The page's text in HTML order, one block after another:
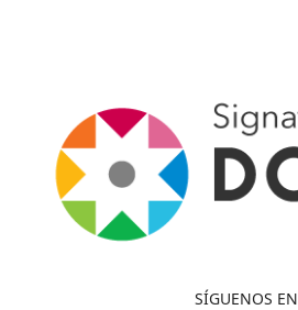
SÍGUENOS EN